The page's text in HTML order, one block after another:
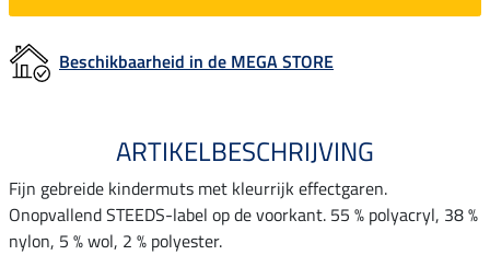
Beschikbaarheid in de MEGA STORE
ARTIKELBESCHRIJVING
Fijn gebreide kindermuts met kleurrijk effectgaren.
Onopvallend STEEDS-label op de voorkant. 55 % polyacryl, 38 %
nylon, 5 % wol, 2 % polyester.